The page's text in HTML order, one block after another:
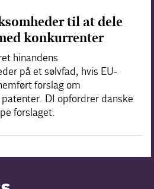
til at dele
konkurrenter
hinandens
på et sølvfad, hvis EU-
forslag om
DI opfordrer danske
forslaget.